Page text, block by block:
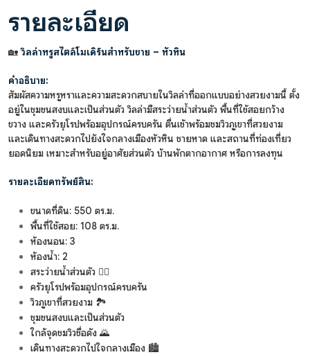
รายละเอียด
🏡วิลล่าหรูสไตล์โมเดิร์นสำหรับขาย – หัวหิน
คำอธิบาย:
สัมผัสความหรูหราและความสะดวกสบายในวิลล่าที่ออกแบบอย่างสวยงามนี้ ตั้ง
อยู่ในชุมชนสงบและเป็นส่วนตัว วิลล่ามีสระว่ายน้ำส่วนตัว พื้นที่ใช้สอยกว้าง
ขวาง และครัวยุโรปพร้อมอุปกรณ์ครบครัน ตื่นเช้าพร้อมชมวิวภูเขาที่สวยงาม
และเดินทางสะดวกไปยังใจกลางเมืองหัวหิน ชายหาด และสถานที่ท่องเที่ยว
ยอดนิยม เหมาะสำหรับอยู่อาศัยส่วนตัว บ้านพักตากอากาศ หรือการลงทุน
รายละเอียดทรัพย์สิน:
ขนาดที่ดิน: 550 ตร.ม.
พื้นที่ใช้สอย: 108 ตร.ม.
ห้องนอน: 3
ห้องน้ำ: 2
สระว่ายน้ำส่วนตัว 🏊‍♂️
ครัวยุโรปพร้อมอุปกรณ์ครบครัน
วิวภูเขาที่สวยงาม 🏞️
ชุมชนสงบและเป็นส่วนตัว
ใกล้จุดชมวิวชื่อดัง 🌄
เดินทางสะดวกไปใจกลางเมือง 🏙️